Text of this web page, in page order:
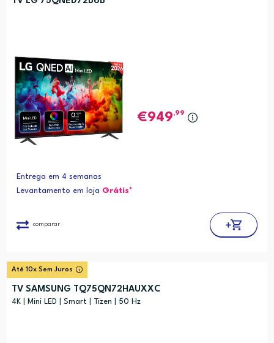
949,99
Entrega em 4 semanas
Levantamento em loja Grátis*
comparar
Até 10x Sem Juros
TV SAMSUNG TQ75QN72HAUXXC
4K | Mini LED | Smart | Tizen | 50 Hz